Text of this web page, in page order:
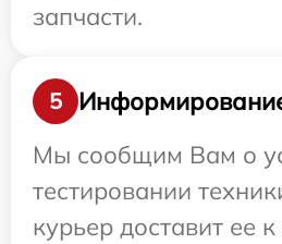
запчасти.
5
Мы сообщим Вам о
тестировании
курьер доставит ее